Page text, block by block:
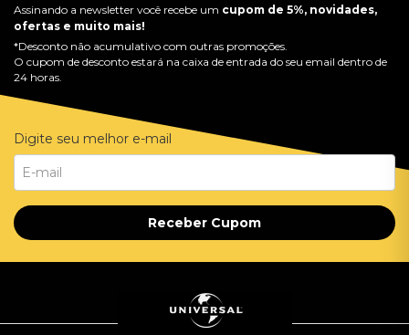
Assinando a newsletter você recebe um cupom de 5%, novidades,
ofertas e muito mais!
*Desconto não acumulativo com outras promoções.
O cupom de desconto estará na caixa de entrada do seu email dentro de
24 horas.
Digite seu melhor e-mail
Receber Cupom